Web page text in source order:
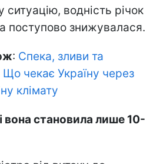
ситуацію, водність річок
поступово знижувалася.
: Спека, зливи та
чекає Україну через
клімату
вона становила лише 10-